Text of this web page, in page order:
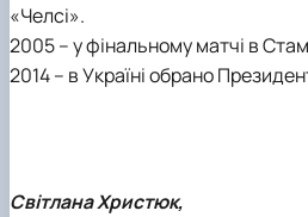
«Челсі».
2005 – у фінальному матчі в
2014 – в Україні обрано
Світлана Христюк,